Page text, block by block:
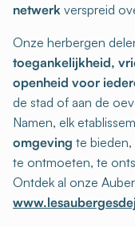
netwerk verspreid
Onze herbergen
toegankelijkheid,
openheid voor
de stad of aan de
Namen, elk
omgeving te bieden,
te ontmoeten, te
Ontdek al onze